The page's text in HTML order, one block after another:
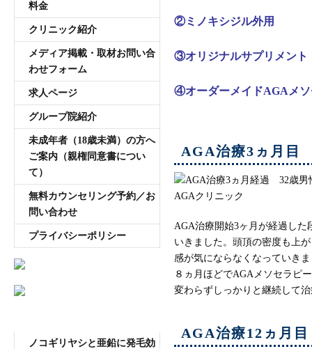
②ミノキシジル外用
③オリジナルサプリメント
④オーダーメイドAGAメソ
AGA治療3ヵ月目
AGA治療開始3ヶ月が経過し
いきました。頭頂の密度も上
感が気にならなくなっていき
８ヵ月ほどでAGAメソセラピ
変わらずしっかりと継続して
AGA治療12ヵ月目
料金
クリニック紹介
メディア掲載・取材お問い合
わせフォーム
求人ページ
グループ院紹介
未成年者（18歳未満）の方へ
ご案内（親権同意書につい
て）
無料カウンセリング予約／お
問い合わせ
プライバシーポリシー
ノコギリヤシと亜鉛に発毛効